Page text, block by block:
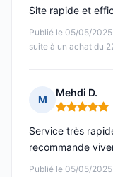
Publié le 05/05/2025
suite à un achat du
Site rapide et
M
Mehdi D.
Note : 5 sur
Publié le 05/05/
Service très
recommande